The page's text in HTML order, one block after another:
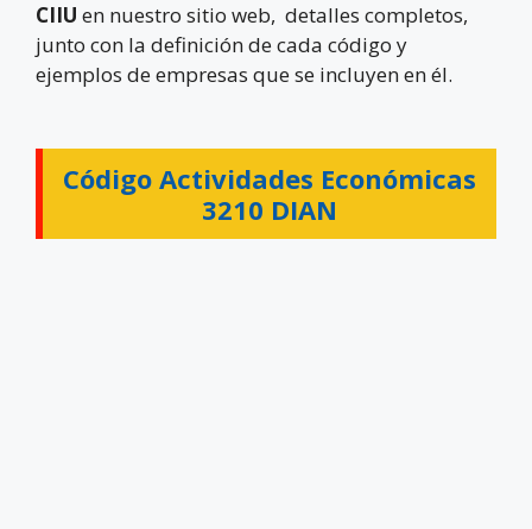
CIIU en nuestro sitio web, detalles completos,
junto con la definición de cada código y
ejemplos de empresas que se incluyen en él.
Código Actividades Económicas
3210 DIAN